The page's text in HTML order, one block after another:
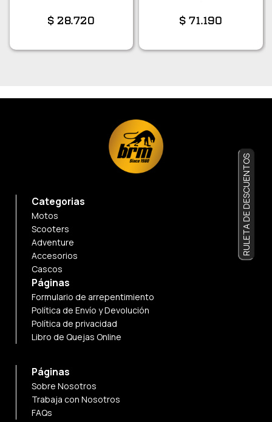
$28.720 $71.190
Categorias
Motos
Scooters
Adventure
Accesorios
Cascos
Páginas
Formulario de arrepentimiento
Política de Envío y Devolución
Política de privacidad
Libro de Quejas Online
Páginas
Sobre Nosotros
Trabaja con Nosotros
FAQs
RULETA DE DESCUENTOS